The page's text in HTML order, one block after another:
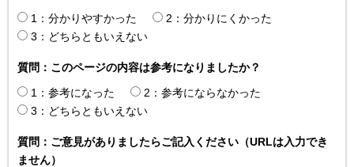
1：分かりやすかった
2：分かりにくかった
3：どちらともいえない
質問：このページの内容は参考になりましたか？
1：参考になった
2：参考にならなかった
3：どちらともいえない
質問：ご意見がありましたらご記入ください（URLは入力でき
ません）